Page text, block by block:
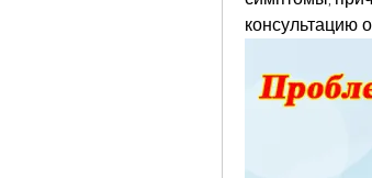
консультацию